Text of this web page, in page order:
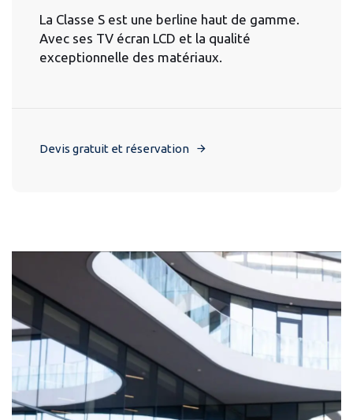
La Classe S est une berline haut de gamme.
Avec ses TV écran LCD et la qualité
exceptionnelle des matériaux.
Devis gratuit et réservation